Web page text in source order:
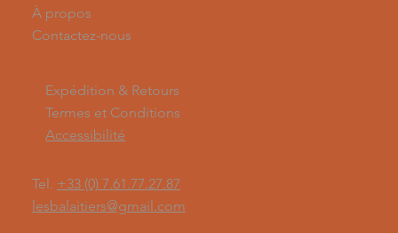
À propos
Contactez-nous
Expédition & Retours
Termes et Conditions
Accessibilité
Tel. +33 (0) 7.61.77.27.87
lesbalaitiers@gmail.com